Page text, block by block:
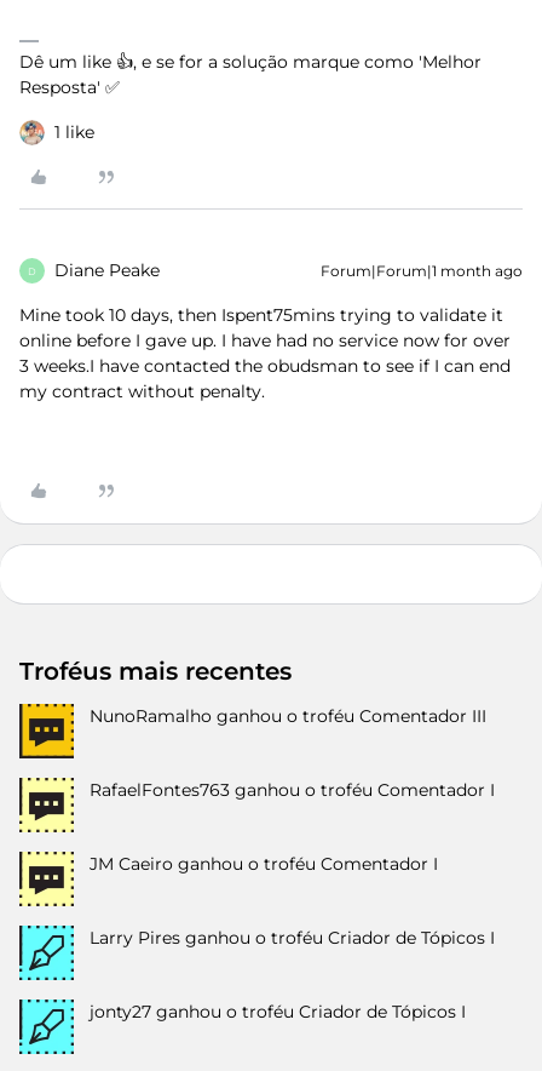
Dê um like 👍, e se for a solução marque como 'Melhor
Resposta' ✅
1 like
D Diane Peake Forum|Forum|1 month ago
Mine took 10 days, then Ispent75mins trying to validate it
online before I gave up. I have had no service now for over
3 weeks.I have contacted the obudsman to see if I can end
my contract without penalty.
Troféus mais recentes
NunoRamalho ganhou o troféu Comentador III
RafaelFontes763 ganhou o troféu Comentador I
JM Caeiro ganhou o troféu Comentador I
Larry Pires ganhou o troféu Criador de Tópicos I
jonty27 ganhou o troféu Criador de Tópicos I